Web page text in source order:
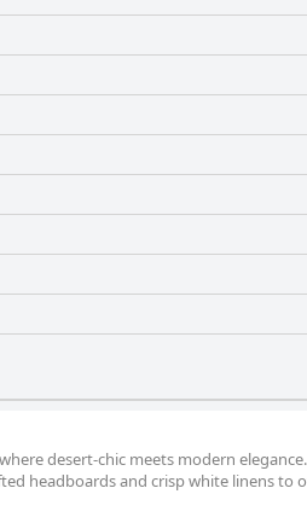
desert-chic meets modern
headboards and crisp white linens to